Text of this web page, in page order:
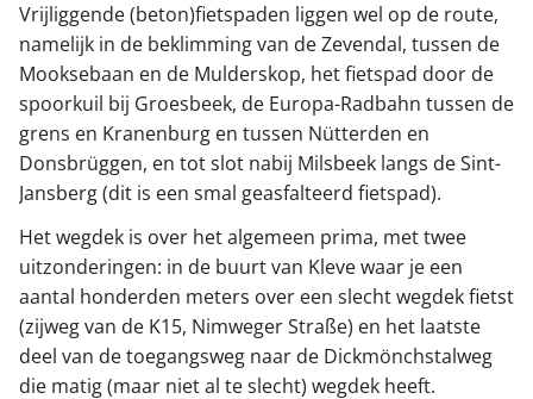
Vrijliggende (beton)fietspaden liggen wel op de route,
namelijk in de beklimming van de Zevendal, tussen de
Mooksebaan en de Mulderskop, het fietspad door de
spoorkuil bij Groesbeek, de Europa-Radbahn tussen de
grens en Kranenburg en tussen Nütterden en
Donsbrüggen, en tot slot nabij Milsbeek langs de Sint-
Jansberg (dit is een smal geasfalteerd fietspad).
Het wegdek is over het algemeen prima, met twee
uitzonderingen: in de buurt van Kleve waar je een
aantal honderden meters over een slecht wegdek fietst
(zijweg van de K15, Nimweger Straße) en het laatste
deel van de toegangsweg naar de Dickmönchstalweg
die matig (maar niet al te slecht) wegdek heeft.